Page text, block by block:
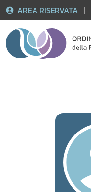
contenuto
AREA RISERVATA |